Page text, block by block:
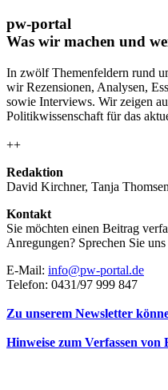
pw-portal
Was wir machen und
In zwölf Themenfeldern rund
wir Rezensionen, Analysen,
sowie Interviews. Wir zeigen
Politikwissenschaft für das
++
Redaktion
David Kirchner, Tanja Thomsen
Kontakt
Sie möchten einen Beitrag
Anregungen? Sprechen Sie uns
E-Mail: info@pw-portal.de
Telefon: 0431/97 999 847
Zu unserem Newsletter
Hinweise zum Verfassen von